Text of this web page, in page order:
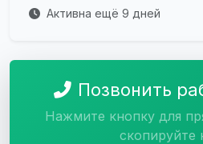
Активна ещё 9 дней
Позвонить
Нажмите кнопку для
скопируйте